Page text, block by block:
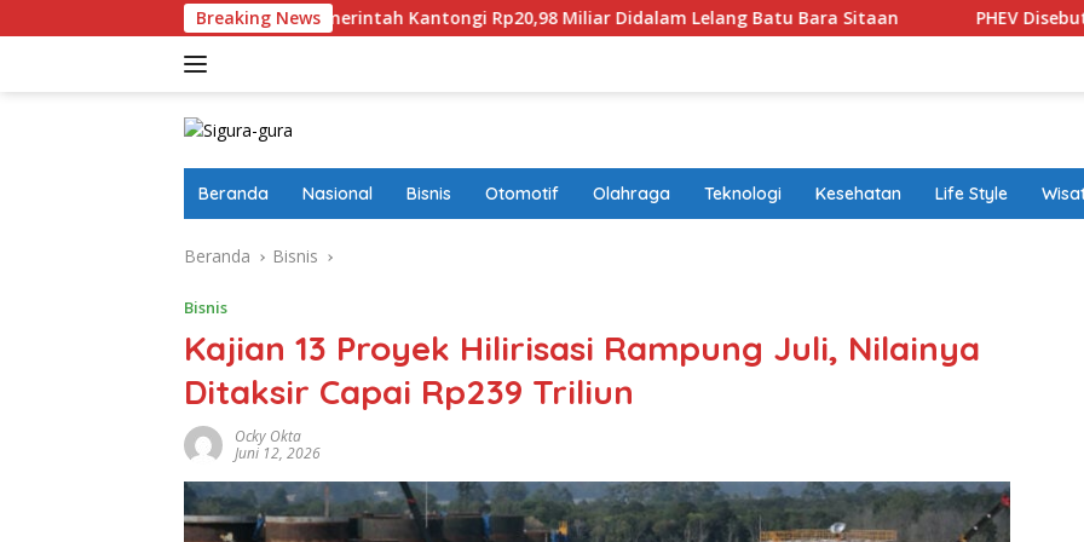
ke
Breaking News
Pemerintah Kantongi Rp20,98 Miliar Didalam Lelang Batu Bara Sitaan PHEV Disebut Solusi Transisi
Beranda Nasional Bisnis Otomotif Olahraga Teknologi Kesehatan Life Style
Beranda Bisnis
Bisnis
Kajian 13 Proyek Hilirisasi Rampung Juli, Nilainya
Ditaksir Capai Rp239 Triliun
Ocky Okta
Juni 12, 2026